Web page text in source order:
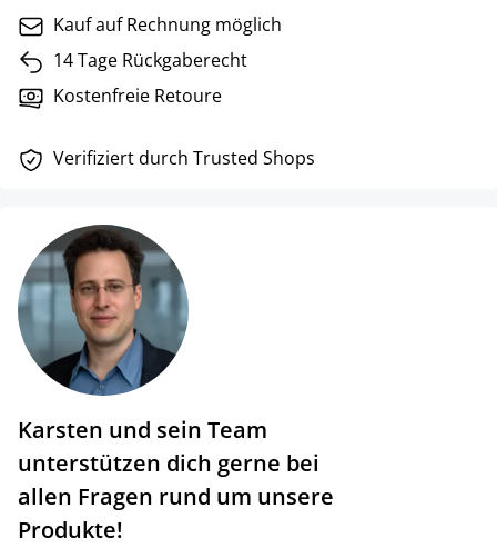
Kauf auf Rechnung möglich
14 Tage Rückgaberecht
Kostenfreie Retoure
Verifiziert durch Trusted Shops
Karsten und sein Team
unterstützen dich gerne bei
allen Fragen rund um unsere
Produkte!